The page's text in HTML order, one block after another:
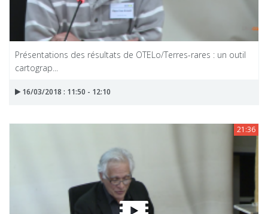
Présentations des résultats de OTELo/Terres-rares : un outil
cartograp...
16/03/2018 : 11:50 - 12:10
21:36